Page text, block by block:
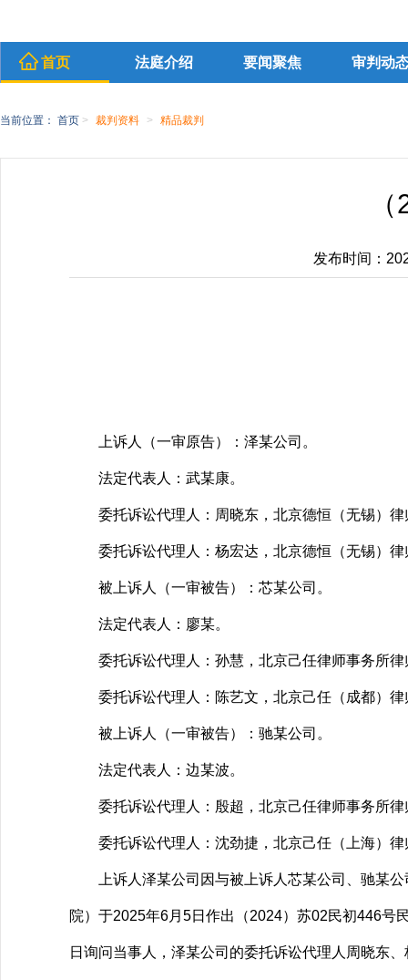
首页 法庭介绍 要闻聚焦 审判动
当前位置： 首页 > 裁判资料 > 精品裁判
发布时间：
上诉人（一审原告）：泽某公司。
法定代表人：武某康。
委托诉讼代理人：周晓东，北京德恒（无锡）律
委托诉讼代理人：杨宏达，北京德恒（无锡）律
被上诉人（一审被告）：芯某公司。
法定代表人：廖某。
委托诉讼代理人：孙慧，北京己任律师事务所律
委托诉讼代理人：陈艺文，北京己任（成都）律
被上诉人（一审被告）：驰某公司。
法定代表人：边某波。
委托诉讼代理人：殷超，北京己任律师事务所律
委托诉讼代理人：沈劲捷，北京己任（上海）律
上诉人泽某公司因与被上诉人芯某公司、驰某公
院）于2025年6月5日作出（2024）苏02民初446号
日询问当事人，泽某公司的委托诉讼代理人周晓东